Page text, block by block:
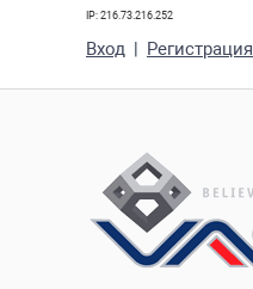
IP: 216.73.216.252
Вход | Регистрация